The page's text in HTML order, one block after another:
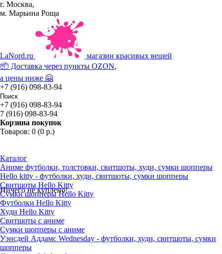
г. Москва,
м. Марьина Роща
LaNord.ru
магазин красивых вещей
📦 Доставка через пункты OZON,
а цены ниже 🤗
+7 (916) 098-83-94
+7 (916) 098-83-94
7 (916) 098-83-94
Корзина покупок
Товаров: 0 (0 р.)
Ничего не куплено!
Каталог
Аниме футболки, толстовки, свитшоты, худи, сумки шопперы
Hello kitty - футболки, худи, свитшоты, сумки шопперы
Свитшоты Hello Kitty
Сумки шопперы Hello Kitty
Футболки Hello Kitty
Худи Hello Kitty
Свитшоты с аниме
Сумки шопперы с аниме
Уэнсдей Аддамс Wednesday - футболки, худи, свитшоты, сумки
шопперы